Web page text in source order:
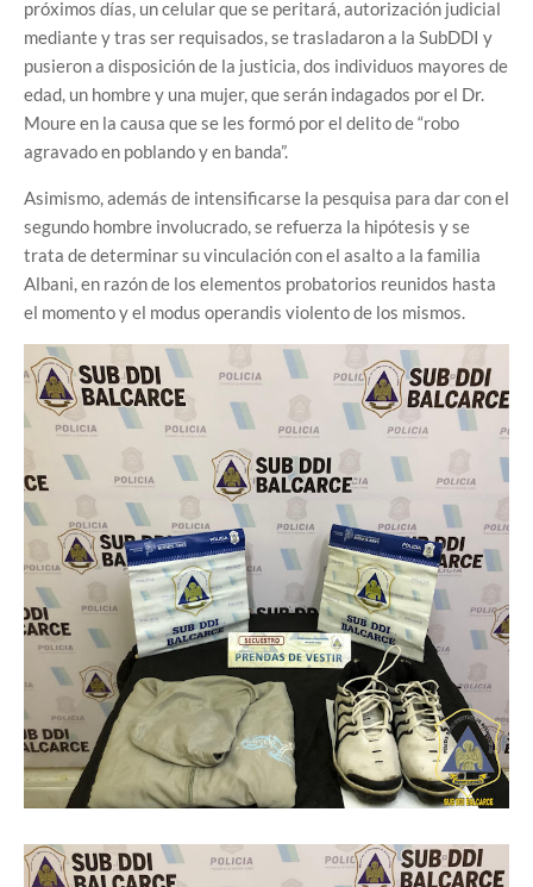
próximos días, un celular que se peritará, autorización judicial
mediante y tras ser requisados, se trasladaron a la SubDDI y
pusieron a disposición de la justicia, dos individuos mayores de
edad, un hombre y una mujer, que serán indagados por el Dr.
Moure en la causa que se les formó por el delito de “robo
agravado en poblando y en banda”.
Asimismo, además de intensificarse la pesquisa para dar con el
segundo hombre involucrado, se refuerza la hipótesis y se
trata de determinar su vinculación con el asalto a la familia
Albani, en razón de los elementos probatorios reunidos hasta
el momento y el modus operandis violento de los mismos.